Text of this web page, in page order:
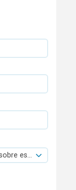
esta viatura.